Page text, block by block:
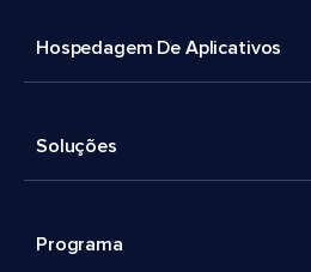
Hospedagem De Aplicativos
Soluções
Programa